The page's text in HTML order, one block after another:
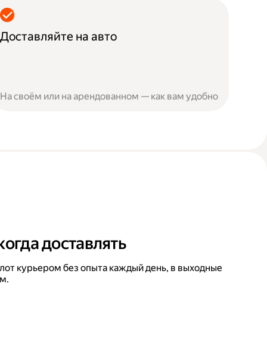
Доставляйте на авто
На своём или на арендованном — как вам удобно
доставлять
курьером без опыта каждый день, в выходные